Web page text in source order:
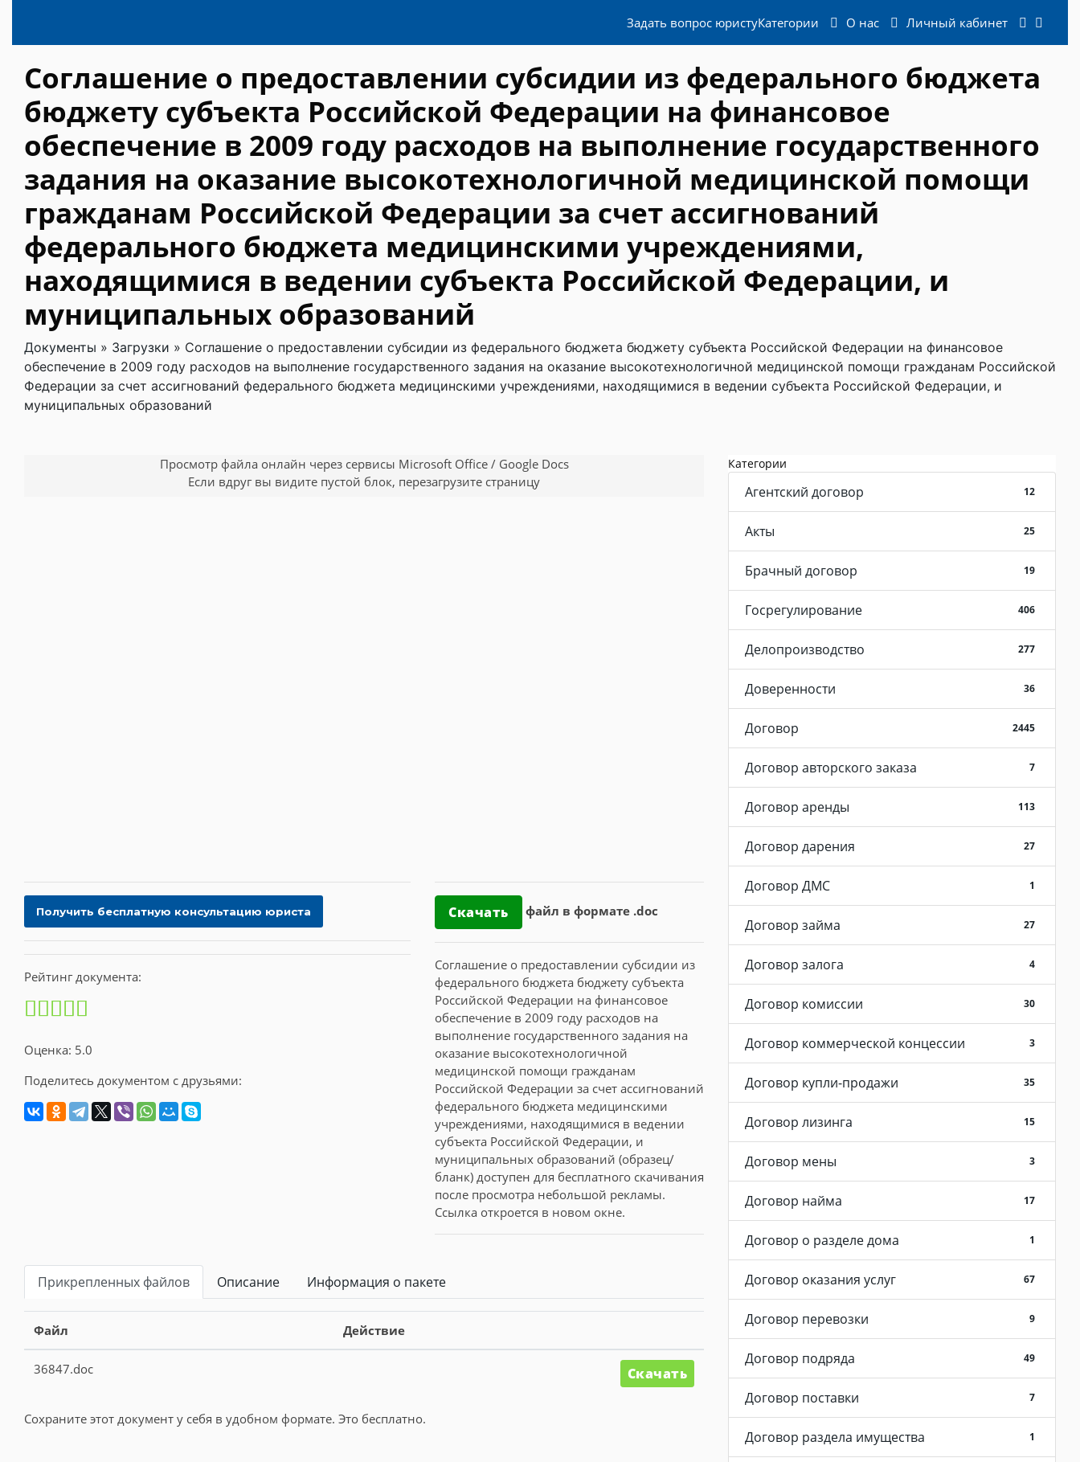
Задать вопрос юристуКатегории О нас Личный кабинет
Соглашение о предоставлении субсидии из федерального бюджета
бюджету субъекта Российской Федерации на финансовое
обеспечение в 2009 году расходов на выполнение государственного
задания на оказание высокотехнологичной медицинской помощи
гражданам Российской Федерации за счет ассигнований
федерального бюджета медицинскими учреждениями,
находящимися в ведении субъекта Российской Федерации, и
муниципальных образований
Документы » Загрузки » Соглашение о предоставлении субсидии из федерального бюджета бюджету субъекта Российской Федерации на финансовое
обеспечение в 2009 году расходов на выполнение государственного задания на оказание высокотехнологичной медицинской помощи гражданам Российской
Федерации за счет ассигнований федерального бюджета медицинскими учреждениями, находящимися в ведении субъекта Российской Федерации, и
муниципальных образований
Просмотр файла онлайн через сервисы Microsoft Office / Google Docs
Если вдруг вы видите пустой блок, перезагрузите страницу
Рейтинг документа:
Оценка: 5.0
Поделитесь документом с друзьями:
Скачать файл в формате .doc
Соглашение о предоставлении субсидии из
федерального бюджета бюджету субъекта
Российской Федерации на финансовое
обеспечение в 2009 году расходов на
выполнение государственного задания на
оказание высокотехнологичной
медицинской помощи гражданам
Российской Федерации за счет ассигнований
федерального бюджета медицинскими
учреждениями, находящимися в ведении
субъекта Российской Федерации, и
муниципальных образований (образец/
бланк) доступен для бесплатного скачивания
после просмотра небольшой рекламы.
Ссылка откроется в новом окне.
Прикрепленных файлов Описание Информация о пакете
Файл Действие
36847.doc Скачать
Сохраните этот документ у себя в удобном формате. Это бесплатно.
Категории
Агентский договор 12
Акты 25
Брачный договор 19
Госрегулирование 406
Делопроизводство 277
Доверенности 36
Договор 2445
Договор авторского заказа 7
Договор аренды 113
Договор дарения 27
Договор ДМС 1
Договор займа 27
Договор залога 4
Договор комиссии 30
Договор коммерческой концессии 3
Договор купли-продажи 35
Договор лизинга 15
Договор мены 3
Договор найма 17
Договор о разделе дома 1
Договор оказания услуг 67
Договор перевозки 9
Договор подряда 49
Договор поставки 7
Договор раздела имущества 1